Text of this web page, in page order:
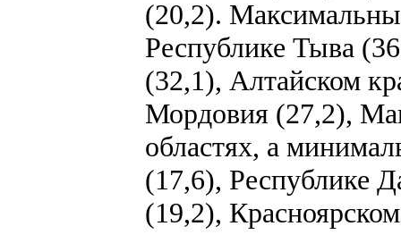
(20,2).
Республике Тыва
(32,1), Алтайском
Мордовия (27,2),
областях, а
(17,6), Республике
(19,2),